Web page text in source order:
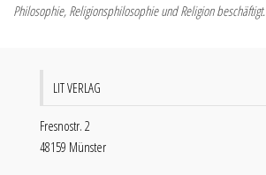
Philosophie, Religionsphilosophie und Religion beschäftigt.
LIT VERLAG
Fresnostr. 2
48159 Münster